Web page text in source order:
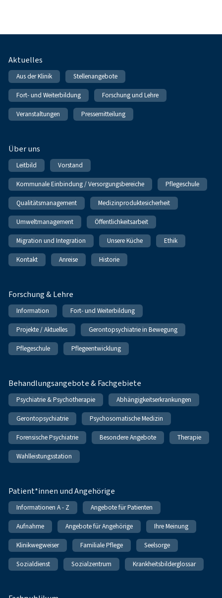
Fußnavigation
Aktuelles
Aus der Klinik Stellenangebote
Fort- und Weiterbildung Forschung und Lehre
Veranstaltungen Pressemitteilung
Über uns
Leitbild Vorstand
Kommunale Einbindung / Versorgungsbereiche Pflegeschule
Qualitätsmanagement Medizinproduktesicherheit
Umweltmanagement Öffentlichkeitsarbeit
Migration und Integration Unsere Küche Ethik
Kontakt Anreise Historie
Forschung & Lehre
Information Fort- und Weiterbildung
Projekte / Aktuelles Gerontopsychiatrie in Bewegung
Pflegeschule Pflegeentwicklung
Behandlungsangebote & Fachgebiete
Psychiatrie & Psychotherapie Abhängigkeitserkrankungen
Gerontopsychiatrie Psychosomatische Medizin
Forensische Psychiatrie Besondere Angebote Therapie
Wahlleistungsstation
Patient*innen und Angehörige
Informationen A - Z Angebote für Patienten
Aufnahme Angebote für Angehörige Ihre Meinung
Klinikwegweiser Familiale Pflege Seelsorge
Sozialdienst Sozialzentrum Krankheitsbilderglossar